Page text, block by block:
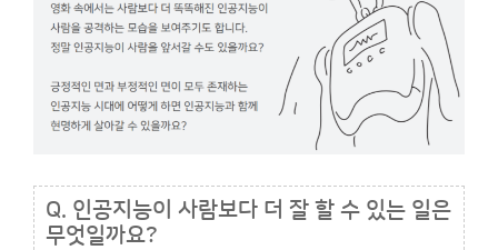
Q. 인공지능이 사람보다 더 잘 할 수 있는 일은
무엇일까요?